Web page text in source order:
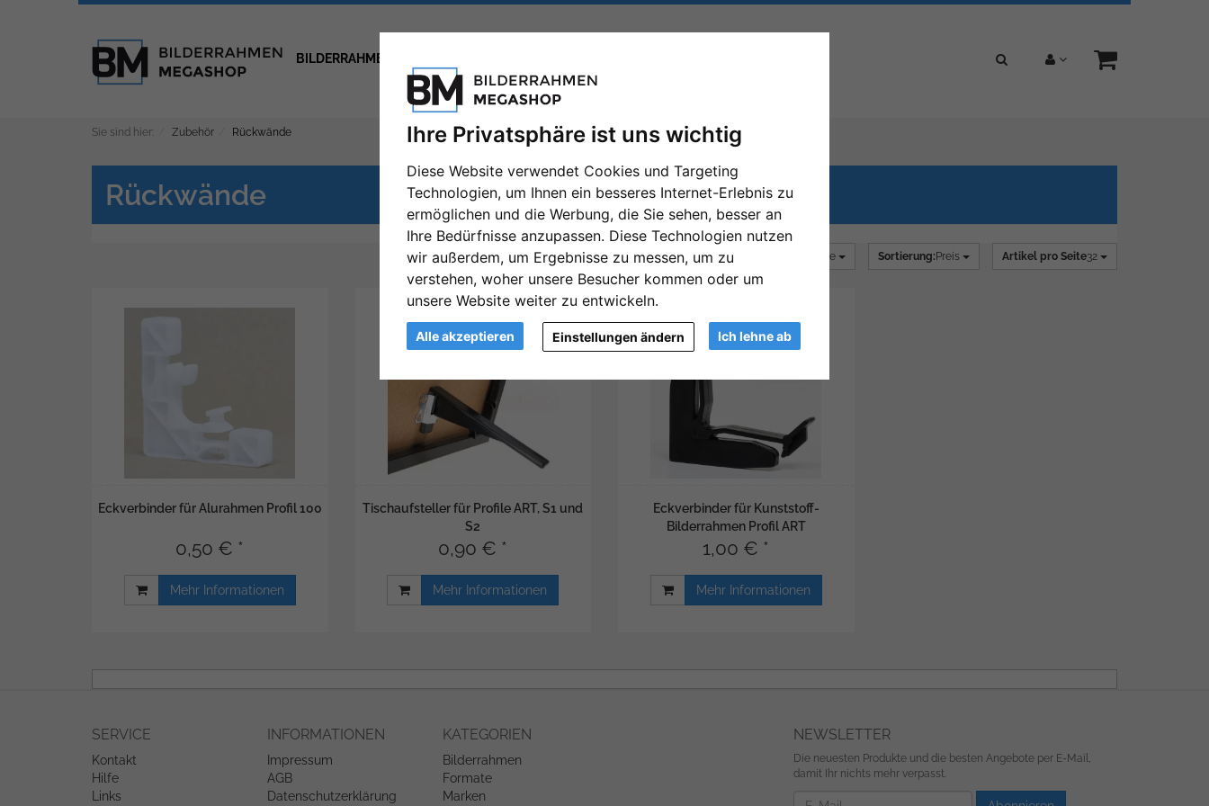
Ihre Privatsphäre ist uns wichtig
Diese Website verwendet Cookies und Targeting
Technologien, um Ihnen ein besseres Internet-Erlebnis zu
ermöglichen und die Werbung, die Sie sehen, besser an
Ihre Bedürfnisse anzupassen. Diese Technologien nutzen
wir außerdem, um Ergebnisse zu messen, um zu
verstehen, woher unsere Besucher kommen oder um
unsere Website weiter zu entwickeln.
Alle akzeptieren Ich lehne ab
Einstellungen ändern
BILDERRAHMEN
Sie sind hier: Zubehör Rückwände
Rückwände
Galerie Sortierung: Preis Artikel pro Seite32
Eckverbinder für Alurahmen Profil 100
0,50 € *
Mehr Informationen
Tischaufsteller für Profile ART, S1 und
S2
0,90 € *
Mehr Informationen
Eckverbinder für Kunststoff-
Bilderrahmen Profil ART
1,00 € *
Mehr Informationen
SERVICE
Kontakt
Hilfe
Links
INFORMATIONEN
Impressum
AGB
Datenschutzerklärung
KATEGORIEN
Bilderrahmen
Formate
Marken
NEWSLETTER
Die neuesten Produkte und die besten Angebote per E-Mail,
damit Ihr nichts mehr verpasst.
Newsletter